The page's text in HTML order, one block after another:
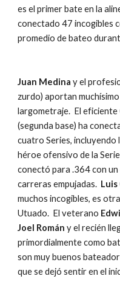
es el primer bate en la
conectado 47 incogibles
promedio de bateo
Juan Medina y el
zurdo) aportan
largometraje.  El eficiente
(segunda base) ha
cuatro Series, incluyendo
héroe ofensivo de la
conectó para .364 con
carreras empujadas.
muchos incogibles, es
Utuado.  El veterano
Joel Román y el recién
primordialmente como
son muy buenos
que se dejó sentir en el